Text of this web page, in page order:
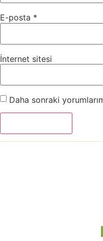
E-posta *
İnternet sitesi
Daha sonraki